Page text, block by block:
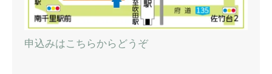
申込みはこちらからどうぞ